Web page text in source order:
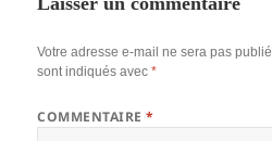
Votre adresse e-mail ne sera pas
sont indiqués avec*
COMMENTAIRE*